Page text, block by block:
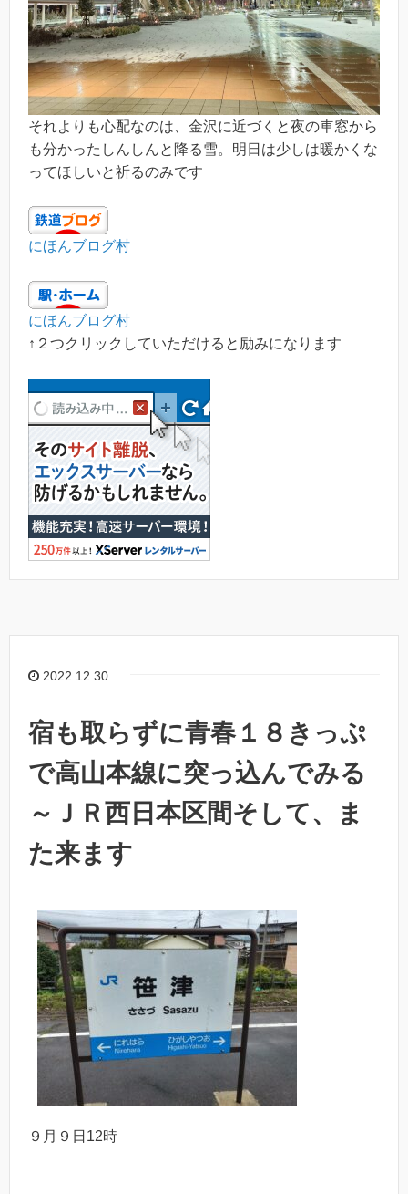
それよりも心配なのは、金沢に近づくと夜の車窓から
も分かったしんしんと降る雪。明日は少しは暖かくな
ってほしいと祈るのみです
にほんブログ村
にほんブログ村
↑２つクリックしていただけると励みになります
2022.12.30
宿も取らずに青春１８きっぷ
で高山本線に突っ込んでみる
～ＪＲ西日本区間そして、ま
た来ます
９月９日12時